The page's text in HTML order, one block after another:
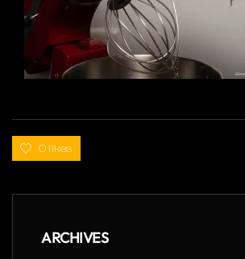
0 likes
ARCHIVES